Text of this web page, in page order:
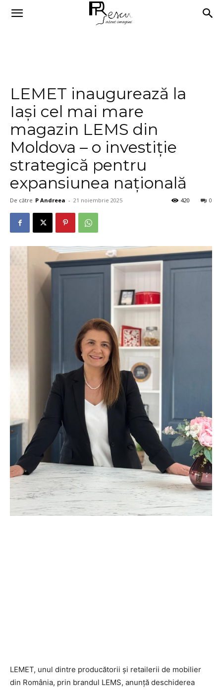
LEMET inaugurează la
Iași cel mai mare
magazin LEMS din
Moldova – o investiție
strategică pentru
expansiunea națională
De către P Andreea - 21 noiembrie 2025 0
420
LEMET, unul dintre producătorii și retailerii de mobilier
din România, prin brandul LEMS, anunță deschiderea